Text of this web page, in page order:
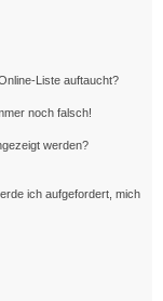
Liste auftaucht?
noch falsch!
werden?
ich aufgefordert, mich